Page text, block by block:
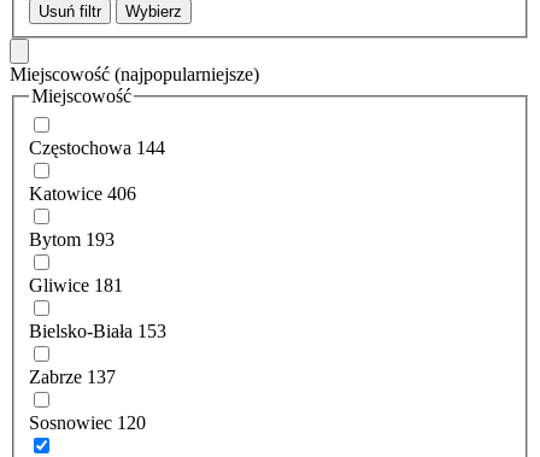
Usuń filtr Wybierz
Miejscowość (najpopularniejsze)
Miejscowość
Częstochowa 144
Katowice 406
Bytom 193
Gliwice 181
Bielsko-Biała 153
Zabrze 137
Sosnowiec 120